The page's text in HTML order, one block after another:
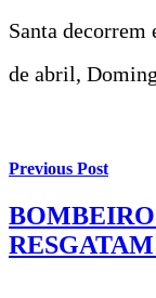
Santa
de abril,
Previous Post